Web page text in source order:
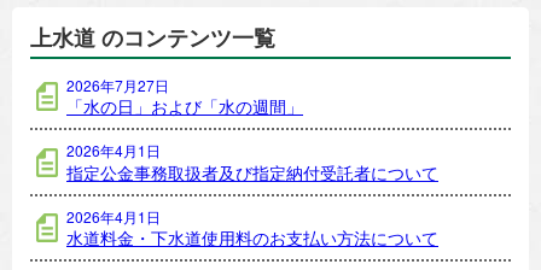
上水道 のコンテンツ一覧
2026年7月27日
「水の日」および「水の週間」
2026年4月1日
指定公金事務取扱者及び指定納付受託者について
2026年4月1日
水道料金・下水道使用料のお支払い方法について